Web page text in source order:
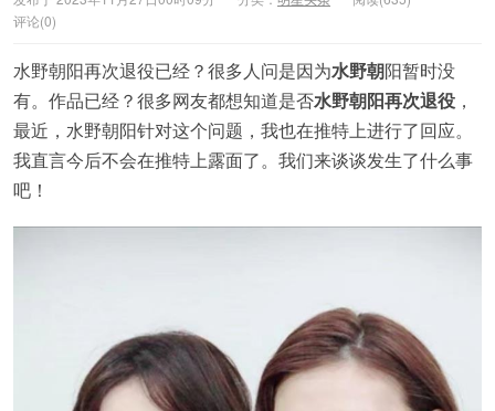
评论(0)
水野朝阳再次退役已经？很多人问是因为水野朝阳暂时没
有。作品已经？很多网友都想知道是否水野朝阳再次退役 ，
最近，水野朝阳针对这个问题，我也在推特上进行了回应。
我直言今后不会在推特上露面了。我们来谈谈发生了什么事
吧！